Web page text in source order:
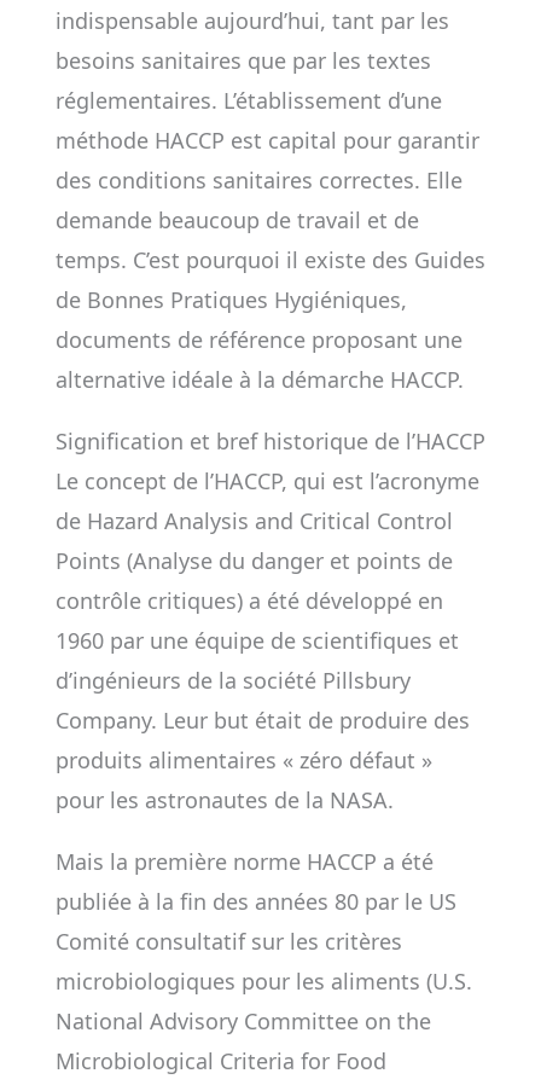
indispensable aujourd’hui, tant par les
besoins sanitaires que par les textes
réglementaires. L’établissement d’une
méthode HACCP est capital pour garantir
des conditions sanitaires correctes. Elle
demande beaucoup de travail et de
temps. C’est pourquoi il existe des Guides
de Bonnes Pratiques Hygiéniques,
documents de référence proposant une
alternative idéale à la démarche HACCP.
Signification et bref historique de l’HACCP
Le concept de l’HACCP, qui est l’acronyme
de Hazard Analysis and Critical Control
Points (Analyse du danger et points de
contrôle critiques) a été développé en
1960 par une équipe de scientifiques et
d’ingénieurs de la société Pillsbury
Company. Leur but était de produire des
produits alimentaires « zéro défaut »
pour les astronautes de la NASA.
Mais la première norme HACCP a été
publiée à la fin des années 80 par le US
Comité consultatif sur les critères
microbiologiques pour les aliments (U.S.
National Advisory Committee on the
Microbiological Criteria for Food